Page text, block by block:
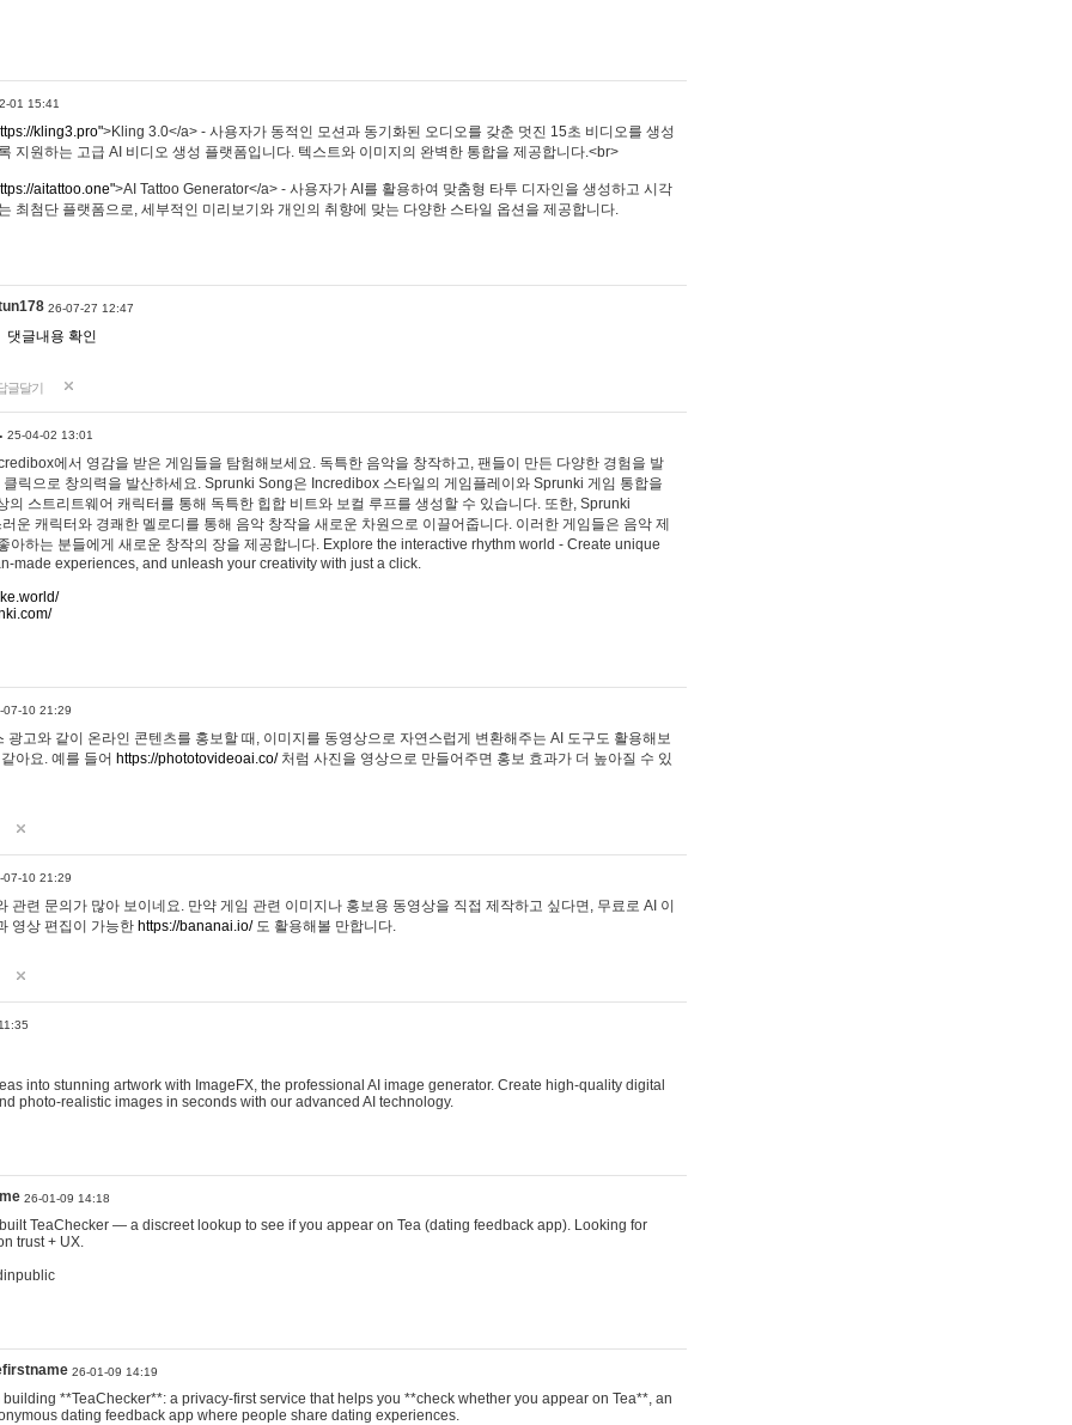
01 15:41
kling3.pro">Kling 3.0</a> - 사용자가 동적인 모션과 동기화된 오디오를 갖춘 멋진 15초 비디오를 생성
지원하는 고급 AI 비디오 생성 플랫폼입니다. 텍스트와 이미지의 완벽한 통합을 제공합니다.<br>
aitattoo.one">AI Tattoo Generator</a> - 사용자가 AI를 활용하여 맞춤형 타투 디자인을 생성하고 시각
최첨단 플랫폼으로, 세부적인 미리보기와 개인의 취향에 맞는 다양한 스타일 옵션을 제공합니다.
26-07-27 12:47
댓글내용 확인
글달기
25-04-02 13:01
에서 영감을 받은 게임들을 탐험해보세요. 독특한 음악을 창작하고, 팬들이 만든 다양한 경험을 발
클릭으로 창의력을 발산하세요. Sprunki Song은 Incredibox 스타일의 게임플레이와 Sprunki 게임 통합을
의 스트리트웨어 캐릭터를 통해 독특한 힙합 비트와 보컬 루프를 생성할 수 있습니다. 또한, Sprunki
운 캐릭터와 경쾌한 멜로디를 통해 음악 창작을 새로운 차원으로 이끌어줍니다. 이러한 게임들은 음악 제
아하는 분들에게 새로운 창작의 장을 제공합니다. Explore the interactive rhythm world - Create unique
made experiences, and unleash your creativity with just a click.
07-10 21:29
광고와 같이 온라인 콘텐츠를 홍보할 때, 이미지를 동영상으로 자연스럽게 변환해주는 AI 도구도 활용해보
아요. 예를 들어 https://phototovideoai.co/처럼 사진을 영상으로 만들어주면 홍보 효과가 더 높아질 수 있
07-10 21:29
관련 문의가 많아 보이네요. 만약 게임 관련 이미지나 홍보용 동영상을 직접 제작하고 싶다면, 무료로 AI 이
영상 편집이 가능한 https://bananai.io/도 활용해볼 만합니다.
into stunning artwork with ImageFX, the professional AI image generator. Create high-quality digital
photo-realistic images in seconds with our advanced AI technology.
26-01-09 14:18
TeaChecker — a discreet lookup to see if you appear on Tea (dating feedback app). Looking for
trust + UX.
26-01-09 14:19
building **TeaChecker**: a privacy-first service that helps you **check whether you appear on Tea**, an
dating feedback app where people share dating experiences.